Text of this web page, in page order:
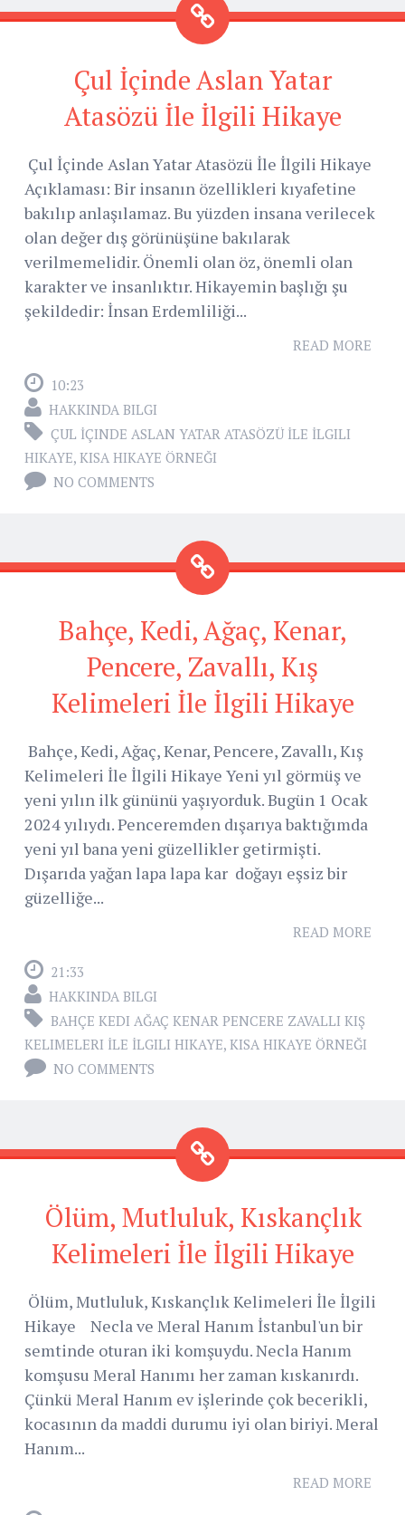
Çul İçinde Aslan Yatar
Atasözü İle İlgili Hikaye
Çul İçinde Aslan Yatar Atasözü İle İlgili Hikaye
Açıklaması: Bir insanın özellikleri kıyafetine
bakılıp anlaşılamaz. Bu yüzden insana verilecek
olan değer dış görünüşüne bakılarak
verilmemelidir. Önemli olan öz, önemli olan
karakter ve insanlıktır. Hikayemin başlığı şu
şekildedir: İnsan Erdemliliği...
READ MORE
10:23
HAKKINDA BILGI
ÇUL İÇINDE ASLAN YATAR ATASÖZÜ İLE İLGILI
HIKAYE, KISA HIKAYE ÖRNEĞI
NO COMMENTS
Bahçe, Kedi, Ağaç, Kenar,
Pencere, Zavallı, Kış
Kelimeleri İle İlgili Hikaye
Bahçe, Kedi, Ağaç, Kenar, Pencere, Zavallı, Kış
Kelimeleri İle İlgili Hikaye Yeni yıl görmüş ve
yeni yılın ilk gününü yaşıyorduk. Bugün 1 Ocak
2024 yılıydı. Penceremden dışarıya baktığımda
yeni yıl bana yeni güzellikler getirmişti.
Dışarıda yağan lapa lapa kar doğayı eşsiz bir
güzelliğe...
READ MORE
21:33
HAKKINDA BILGI
BAHÇE KEDI AĞAÇ KENAR PENCERE ZAVALLI KIŞ
KELIMELERI İLE İLGILI HIKAYE, KISA HIKAYE ÖRNEĞI
NO COMMENTS
Ölüm, Mutluluk, Kıskançlık
Kelimeleri İle İlgili Hikaye
Ölüm, Mutluluk, Kıskançlık Kelimeleri İle İlgili
Hikaye Necla ve Meral Hanım İstanbul'un bir
semtinde oturan iki komşuydu. Necla Hanım
komşusu Meral Hanımı her zaman kıskanırdı.
Çünkü Meral Hanım ev işlerinde çok becerikli,
kocasının da maddi durumu iyi olan biriyi. Meral
Hanım...
READ MORE